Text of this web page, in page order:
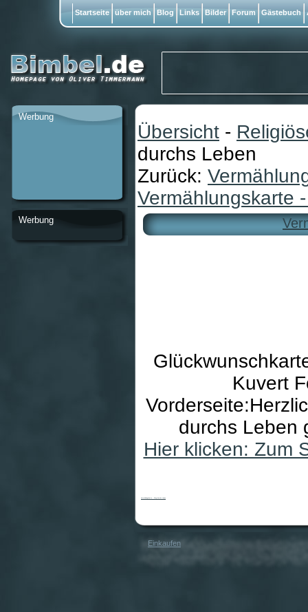
Übersicht -
durchs Leben
Zurück:
Vermählungskarte
Kuvert
durchs Leben
Hier klicken: Zum
Einkaufen
Werbung
Werbung
Startseite über mich Blog Links Bilder Forum Gästebuch